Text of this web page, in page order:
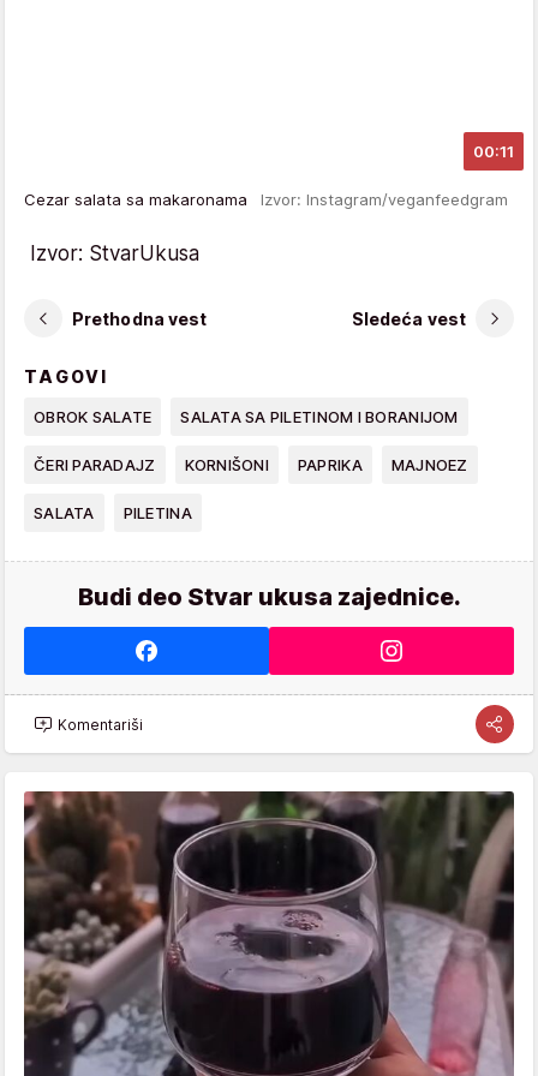
00:11
Cezar salata sa makaronama Izvor: Instagram/veganfeedgram
Izvor: StvarUkusa
Prethodna vest Sledeća vest
TAGOVI
OBROK SALATE SALATA SA PILETINOM I BORANIJOM
ČERI PARADAJZ KORNIŠONI PAPRIKA MAJNOEZ
SALATA PILETINA
Budi deo Stvar ukusa zajednice.
Komentariši